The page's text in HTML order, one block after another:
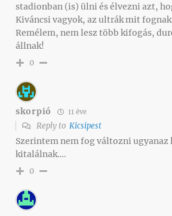
stadionban (is) ülni és élvezni azt,
Kiváncsi vagyok, az ultrák mit
Remélem, nem lesz több kifogás,
állnak!
0
skorpió 11 éve
Reply to Kicsipest
Szerintem nem fog változni ugyanaz
kitalálnak….
0